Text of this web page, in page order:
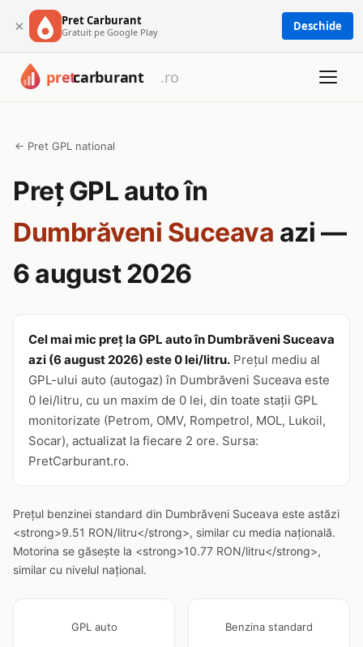
× Pret Carburant
Gratuit pe Google Play Deschide
← Pret GPL national
Preț GPL auto în
Dumbrăveni Suceava azi —
6 august 2026
Cel mai mic preț la GPL auto în Dumbrăveni Suceava
azi (6 august 2026) este 0 lei/litru. Prețul mediu al
GPL-ului auto (autogaz) în Dumbrăveni Suceava este
0 lei/litru, cu un maxim de 0 lei, din toate stații GPL
monitorizate (Petrom, OMV, Rompetrol, MOL, Lukoil,
Socar), actualizat la fiecare 2 ore. Sursa:
PretCarburant.ro.
Prețul benzinei standard din Dumbrăveni Suceava este astăzi
<strong>9.51 RON/litru</strong>, similar cu media națională.
Motorina se găsește la <strong>10.77 RON/litru</strong>,
similar cu nivelul național.
GPL auto Benzina standard